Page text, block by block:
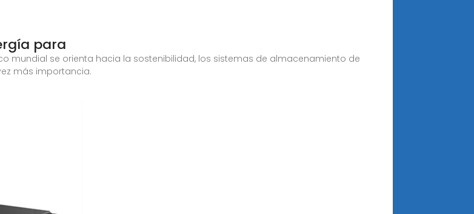
para
mundial se orienta hacia la sostenibilidad, los sistemas de almacenamiento de
más importancia.